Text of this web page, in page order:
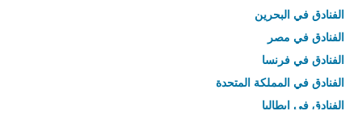
الفنادق في البحرين
الفنادق في مصر
الفنادق في فرنسا
الفنادق في المملكة المتحدة
الفنادق في إيطاليا